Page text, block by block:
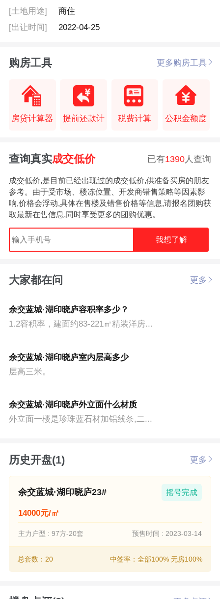
[土地用途]
商住
[出让时间]
2022-04-25
购房工具 更多购房工具
房贷计算器 提前还款计 税费计算 公积金额度
查询真实成交低价 已有1390 人查询
成交低价,是目前已经出现过的成交低价,供准备买房的朋友
参考。由于受市场、楼冻位置、开发商错售策略等因素影
响,价格会浮动,具体在售楼及错售价格等信息,请报名团购获
取最新在售信息,同时享受更多的团购优惠。
我想了解
大家都在问 更多
余交蓝城·湖印晓庐容积率多少？
1.2容积率，建面约83-221㎡精装洋房...
余交蓝城·湖印晓庐室内层高多少
层高三米。
余交蓝城·湖印晓庐外立面什么材质
外立面一楼是珍珠蓝石材加铝线条,二...
历史开盘(1) 更多
余交蓝城·湖印晓庐23# 摇号完成
14000元/㎡
主力户型 : 97方-20套 预售时间 : 2023-03-14
总套数：20 中签率：全部100% 无房100%